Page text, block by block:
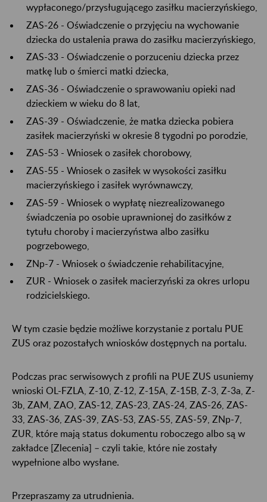
wypłaconego/przysługującego zasiłku macierzyńskiego,
ZAS-26 - Oświadczenie o przyjęciu na wychowanie
dziecka do ustalenia prawa do zasiłku macierzyńskiego,
ZAS-33 - Oświadczenie o porzuceniu dziecka przez
matkę lub o śmierci matki dziecka,
ZAS-36 - Oświadczenie o sprawowaniu opieki nad
dzieckiem w wieku do 8 lat,
ZAS-39 - Oświadczenie, że matka dziecka pobiera
zasiłek macierzyński w okresie 8 tygodni po porodzie,
ZAS-53 - Wniosek o zasiłek chorobowy,
ZAS-55 - Wniosek o zasiłek w wysokości zasiłku
macierzyńskiego i zasiłek wyrównawczy,
ZAS-59 - Wniosek o wypłatę niezrealizowanego
świadczenia po osobie uprawnionej do zasiłków z
tytułu choroby i macierzyństwa albo zasiłku
pogrzebowego,
ZNp-7 - Wniosek o świadczenie rehabilitacyjne,
ZUR - Wniosek o zasiłek macierzyński za okres urlopu
rodzicielskiego.
W tym czasie będzie możliwe korzystanie z portalu PUE
ZUS oraz pozostałych wniosków dostępnych na portalu.
Podczas prac serwisowych z profili na PUE ZUS usuniemy
wnioski OL-FZLA, Z-10, Z-12, Z-15A, Z-15B, Z-3, Z-3a, Z-
3b, ZAM, ZAO, ZAS-12, ZAS-23, ZAS-24, ZAS-26, ZAS-
33, ZAS-36, ZAS-39, ZAS-53, ZAS-55, ZAS-59, ZNp-7,
ZUR, które mają status dokumentu roboczego albo są w
zakładce [Zlecenia] – czyli takie, które nie zostały
wypełnione albo wysłane.
Przepraszamy za utrudnienia.